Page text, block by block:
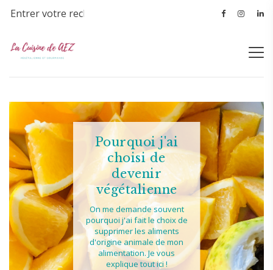
Pourquoi j'ai
choisi de
devenir
végétalienne
On me demande souvent
pourquoi j'ai fait le choix de
supprimer les aliments
d'origine animale de mon
alimentation. Je vous
explique tout ici !